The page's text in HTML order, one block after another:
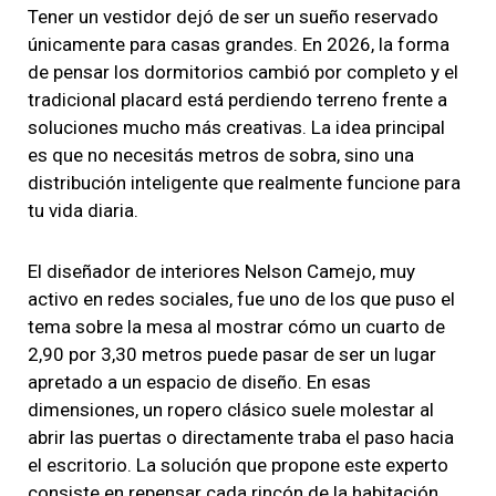
Tener un vestidor dejó de ser un sueño reservado
únicamente para casas grandes. En 2026, la forma
de pensar los dormitorios cambió por completo y el
tradicional placard está perdiendo terreno frente a
soluciones mucho más creativas. La idea principal
es que no necesitás metros de sobra, sino una
distribución inteligente que realmente funcione para
tu vida diaria.
El diseñador de interiores Nelson Camejo, muy
activo en redes sociales, fue uno de los que puso el
tema sobre la mesa al mostrar cómo un cuarto de
2,90 por 3,30 metros puede pasar de ser un lugar
apretado a un espacio de diseño. En esas
dimensiones, un ropero clásico suele molestar al
abrir las puertas o directamente traba el paso hacia
el escritorio. La solución que propone este experto